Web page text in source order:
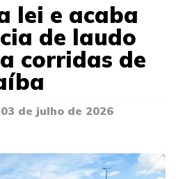
lei e acaba
de laudo
corridas de
03 de julho de 2026